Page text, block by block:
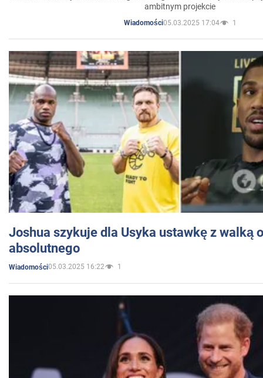
ambitnym projekcie
Wiadomości05.03.2025 17:04 1
Joshua szykuje dla Usyka ustawkę z walką
absolutnego
Wiadomości05.03.2025 16:22 1